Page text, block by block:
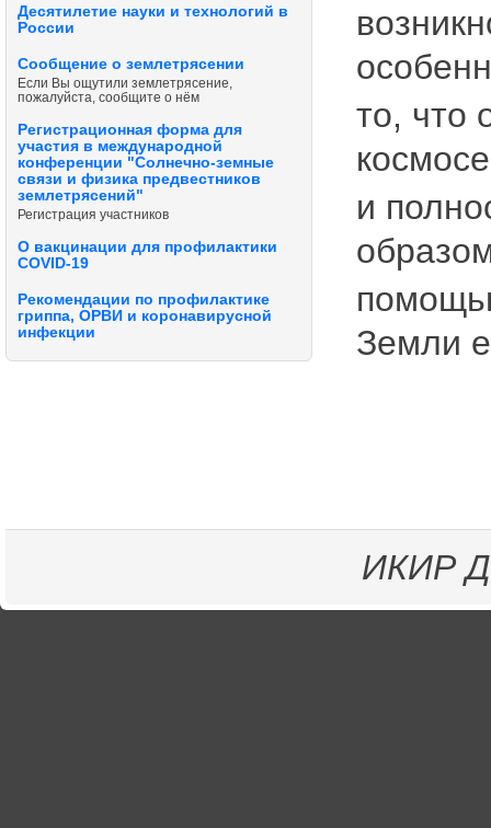
Десятилетие науки и технологий в
России
Сообщение о землетрясении
Если Вы ощутили землетрясение,
пожалуйста, сообщите о нём
Регистрационная форма для
участия в международной
конференции "Солнечно-земные
связи и физика предвестников
землетрясений"
Регистрация участников
О вакцинации для профилактики
COVID-19
Рекомендации по профилактике
гриппа, ОРВИ и коронавирусной
инфекции
то, что
и
Земли
ИКИР